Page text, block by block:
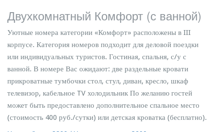
Двухкомнатный Комфорт (с ванной)
Уютные номера категории «Комфорт» расположены в III
корпусе. Категория номеров подходит для деловой поездки
или индивидуальных туристов. Гостиная, спальня, с/у с
ванной. В номере Вас ожидают: две раздельные кровати
прикроватные тумбочки стол, стул, диван, кресло, шкаф
телевизор, кабельное TV холодильник По желанию гостей
может быть предоставлено дополнительное спальное место
(стоимость 400 руб./сутки) или детская кроватка (бесплатно).